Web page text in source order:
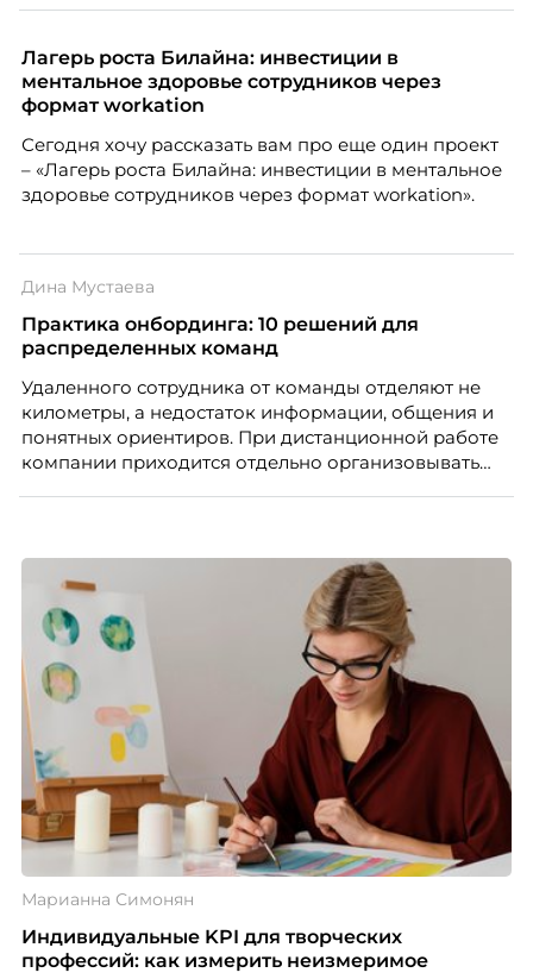
Лагерь роста Билайна: инвестиции в
ментальное здоровье сотрудников через
формат workation
Сегодня хочу рассказать вам про еще один проект
– «Лагерь роста Билайна: инвестиции в ментальное
здоровье сотрудников через формат workation».
Дина Мустаева
Практика онбординга: 10 решений для
распределенных команд
Удаленного сотрудника от команды отделяют не
километры, а недостаток информации, общения и
понятных ориентиров. При дистанционной работе
компании приходится отдельно организовывать
рассказывает, как выстроить адаптацию
распределенной команды без лишнего контроля и
бесконечных созвонов.
Марианна Симонян
Индивидуальные KPI для творческих
профессий: как измерить неизмеримое